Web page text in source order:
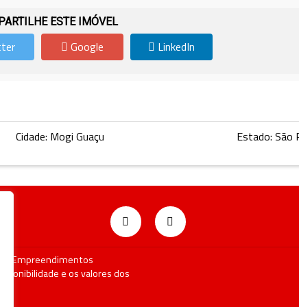
ESTE IMÓVEL
Google LinkedIn
Cidade: Mogi Guaçu Estado: São
Empreendimentos
e os valores dos